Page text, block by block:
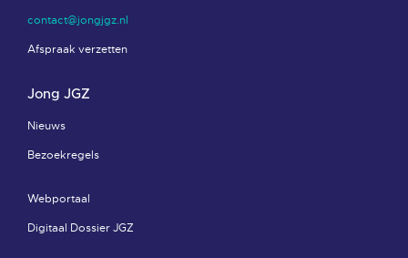
contact@jongjgz.nl
Afspraak verzetten
Jong JGZ
Nieuws
Bezoekregels
Webportaal
Digitaal Dossier JGZ